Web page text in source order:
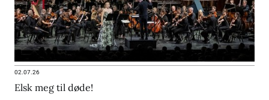
02.07.26
Elsk meg til døde!